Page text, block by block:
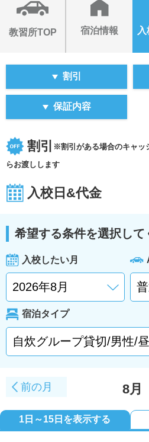
教習所TOP 宿泊情報
割引
保証内容
割引
※割引がある場合のキャッ
らお渡しします
入校日&代金
希望する条件を選択して
入校したい月
宿泊タイプ
前の月 8月
1日～15日を表示する